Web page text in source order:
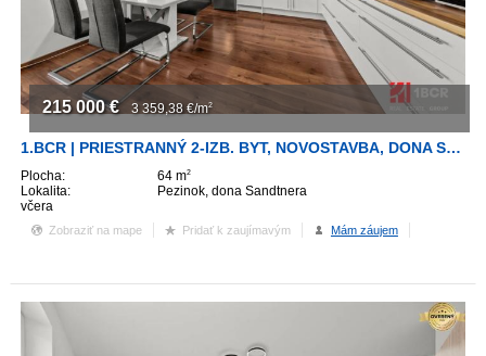
1.BCR | PRIESTRANNÝ 2-IZB. BYT, NOVOSTAVBA, DONA SANDTNERA, PEZINOK
Plocha: 64 m2
Lokalita:
Pezinok, dona Sandtnera
včera
215 000 € 3 359,38 €/m2
Zobraziť na mape Pridať k zaujímavým Mám záujem